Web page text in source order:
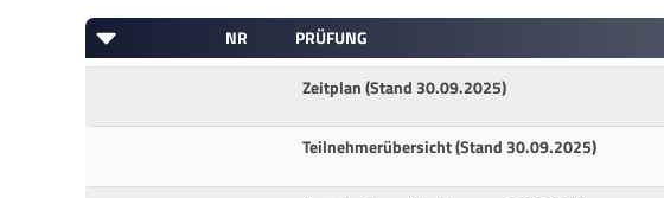
NR PRÜFUNG
Zeitplan (Stand 30.09.2025)
Teilnehmerübersicht (Stand 30.09.2025)